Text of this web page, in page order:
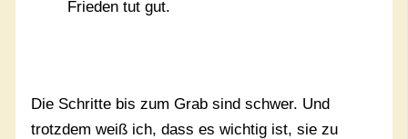
Frieden tut gut.
Die Schritte bis zum Grab sind schwer. Und
trotzdem weiß ich, dass es wichtig ist, sie zu